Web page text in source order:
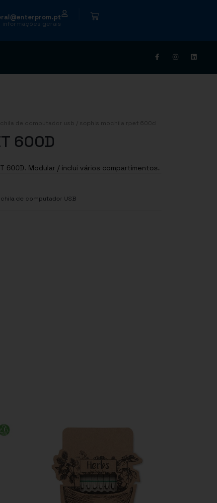
informações gerais
de computador usb / sophis mochila rpet 600d
600D
600D. Modular / inclui vários compartimentos.
de computador USB